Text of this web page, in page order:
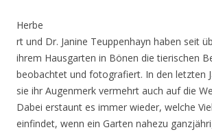
Herbe
rt und Dr. Janine Teuppenhayn haben seit
ihrem Hausgarten in Bönen die tierischen
beobachtet und fotografiert. In den letzten
sie ihr Augenmerk vermehrt auch auf die
Dabei erstaunt es immer wieder, welche
einfindet, wenn ein Garten nahezu